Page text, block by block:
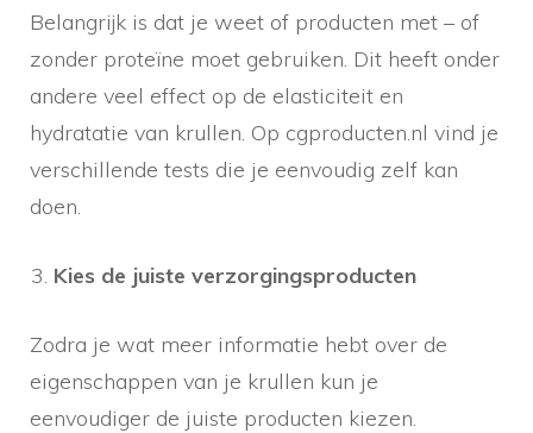
Belangrijk is dat je weet of producten met – of
zonder proteïne moet gebruiken. Dit heeft onder
andere veel effect op de elasticiteit en
hydratatie van krullen. Op cgproducten.nl vind je
verschillende tests die je eenvoudig zelf kan
doen.
Kies de juiste verzorgingsproducten
Zodra je wat meer informatie hebt over de
eigenschappen van je krullen kun je
eenvoudiger de juiste producten kiezen.